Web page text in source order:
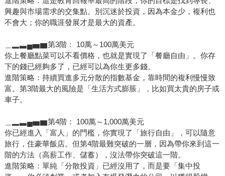
興趣與市場需求的交集點。別沉迷於投資，因為本金少，複利也
不會大；你的職涯發展才是最大的資產。
＿▂▃▄▅▆第3階： 10萬～100萬美元
你上餐廳點菜可以不看價格，也就是實現了「餐廳自由」。你存
下的錢已經夠多了，已經可以為你生更多錢。
進階策略：持續買進多元分散的指數基金，靠時間的複利慢慢致
富。第3階最大的風險是「生活方式膨脹」，比如買太貴的房子或
車子。
＿▂▃▄▅▆第4階： 100萬～1,000萬美元
你已經進入「富人」的門檻，你實現了「旅行自由」，可以隨意
旅行，住豪華飯店。但第4階最難突破的一層，因為帶你來到這一
階的方法（高薪工作、儲蓄），沒法帶你突破這一階。
進階策略：單純「分散投資」已經沒用了，而是要「集中投